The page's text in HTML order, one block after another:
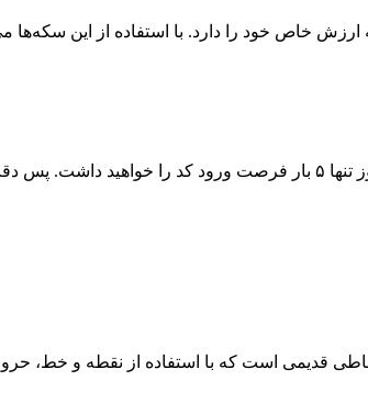
خاص خود را دارد. با استفاده از این سکه‌ها
ندهد.
قدیمی است که با استفاده از نقطه و